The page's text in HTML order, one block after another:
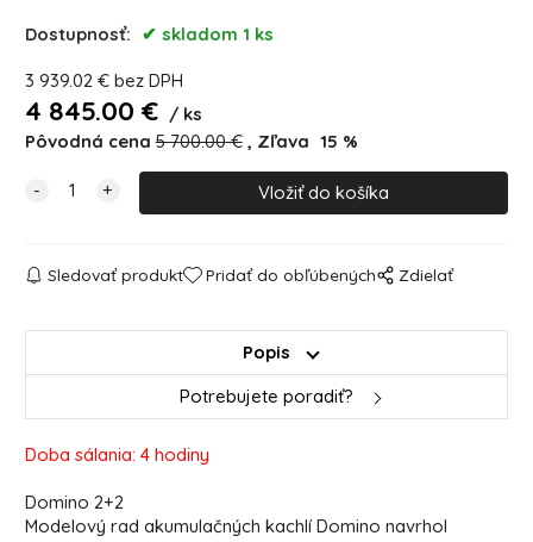
Dostupnosť: skladom 1 ks
3 939.02€ bez DPH
4 845.00 €
ks
Pôvodná cena 5 700.00€ Zľava 15 %
Sledovať produkt Pridať do obľúbených Zdielať
Popis
Potrebujete poradiť?
Doba sálania: 4 hodiny
Domino 2+2
Modelový rad akumulačných kachlí Domino navrhol